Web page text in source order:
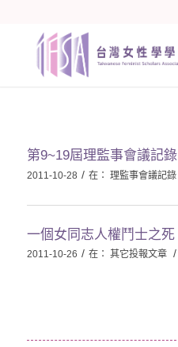
第9~19屆理監事會議記錄
2011-10-28 / 在： 理監事會議記錄
一個女同志人權鬥士之死
2011-10-26 / 在： 其它投報文章 /